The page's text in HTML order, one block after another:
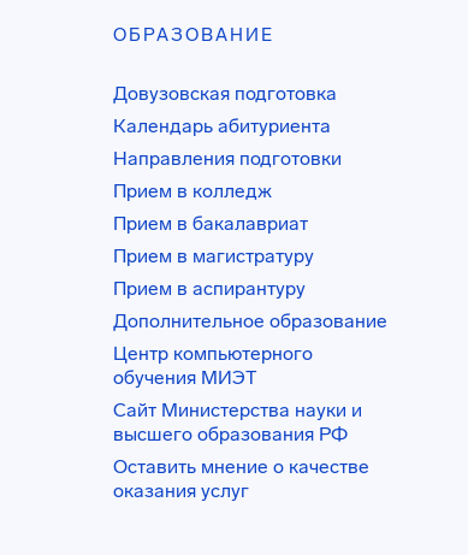
ОБРАЗОВАНИЕ
Довузовская подготовка
Календарь абитуриента
Направления подготовки
Прием в колледж
Прием в бакалавриат
Прием в магистратуру
Прием в аспирантуру
Дополнительное образование
Центр компьютерного
обучения МИЭТ
Сайт Министерства науки и
высшего образования РФ
Оставить мнение о качестве
оказания услуг